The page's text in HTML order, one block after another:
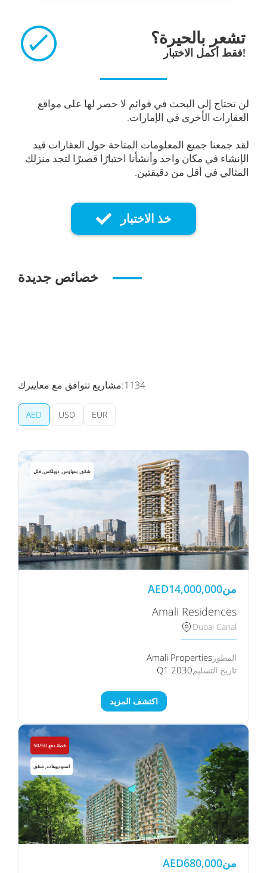
تشعر بالحيرة؟
فقط أكمل الاختبار!
لن تحتاج إلى البحث في قوائم لا حصر لها على مواقع
العقارات الأخرى في الإمارات.
لقد جمعنا جميع المعلومات المتاحة حول العقارات قيد
الإنشاء في مكان واحد وأنشأنا اختبارًا قصيرًا لتجد منزلك
المثالي في أقل من دقيقتين.
خذ الاختبار
خصائص جديدة
1134مشاريع تتوافق مع معاييرك:
AED USD EUR
شقق, بنتهاوس, دوبلكس, فلل
من AED14,000,000
Amali Residences
Dubai Canal
المطور Amali Properties
تاريخ التسليمQ1 2030
اكتشف المزيد
خطة دفع 50/50
استوديوهات, شقق
من AED680,000